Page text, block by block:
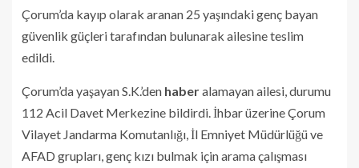
Çorum’da kayıp olarak aranan 25 yaşındaki genç bayan
güvenlik güçleri tarafından bulunarak ailesine teslim
edildi.
Çorum’da yaşayan S.K.’den haberalamayan ailesi, durumu
112 Acil Davet Merkezine bildirdi. İhbar üzerine Çorum
Vilayet Jandarma Komutanlığı, İl Emniyet Müdürlüğü ve
AFAD grupları, genç kızı bulmak için arama çalışması